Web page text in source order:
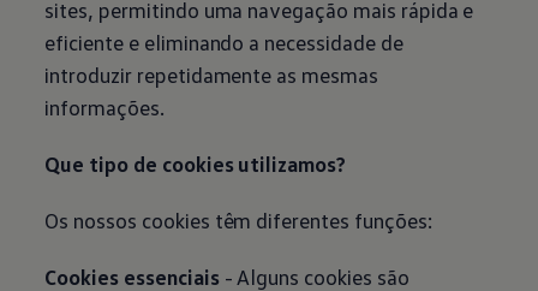
sites, permitindo uma navegação mais rápida e
eficiente e eliminando a necessidade de
introduzir repetidamente as mesmas
informações.
Que tipo de cookies utilizamos?
Os nossos cookies têm diferentes funções:
Cookies essenciais- Alguns cookies são